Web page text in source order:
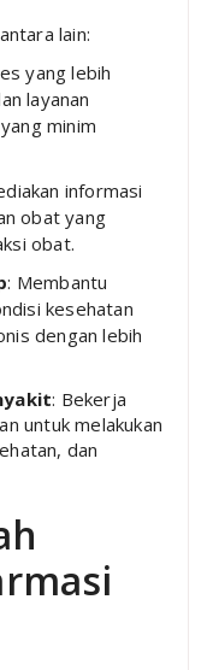
lain:
yang lebih
layanan
minim
informasi
obat yang
obat.
: Membantu
kesehatan
dengan lebih
: Bekerja
untuk melakukan
dan